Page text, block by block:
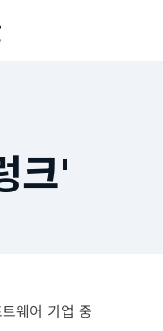
크'
웨어 기업 중